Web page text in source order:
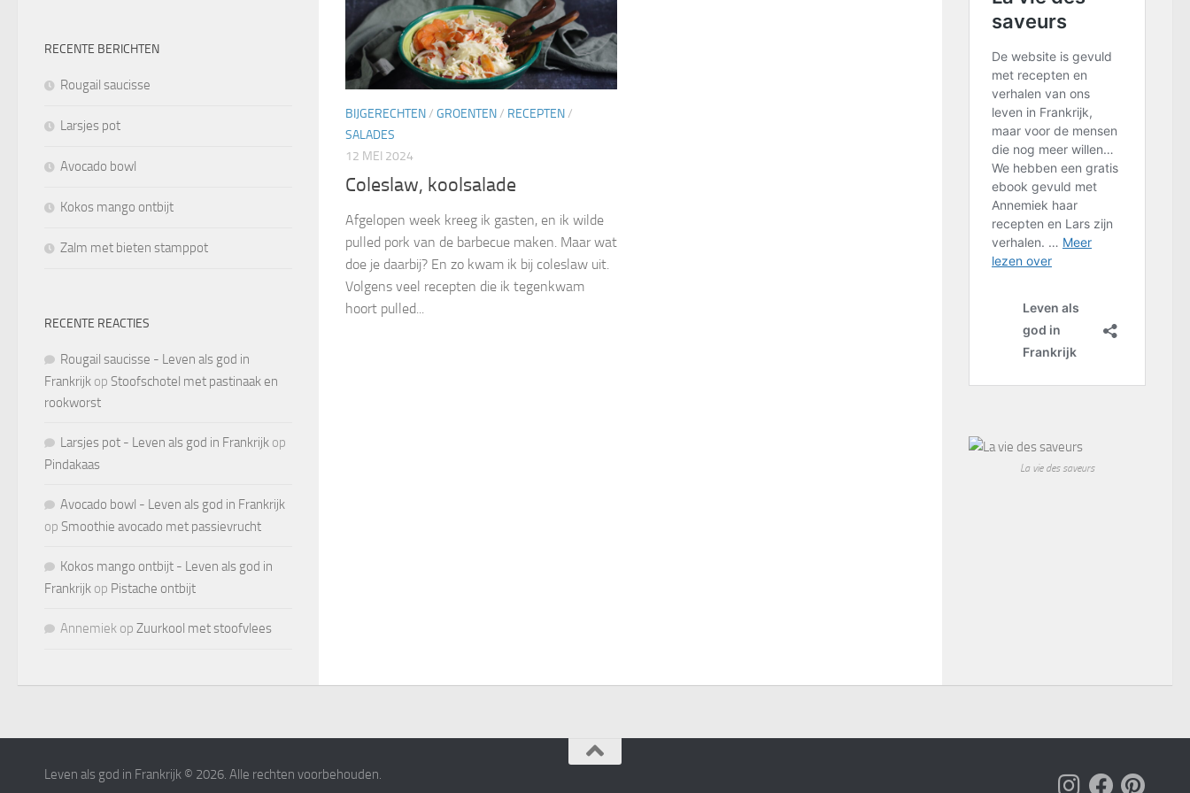
BIJGERECHTEN/ GROENTEN/ RECEPTEN/
SALADES
12 MEI 2024
Coleslaw, koolsalade
Afgelopen week kreeg ik gasten, en ik wilde
pulled pork van de barbecue maken. Maar wat
doe je daarbij? En zo kwam ik bij coleslaw uit.
Volgens veel recepten die ik tegenkwam
hoort pulled...
RECENTE BERICHTEN
Rougail saucisse
Larsjes pot
Avocado bowl
Kokos mango ontbijt
Zalm met bieten stamppot
RECENTE REACTIES
Rougail saucisse - Leven als god in
Frankrijk op Stoofschotel met pastinaak en
rookworst
Larsjes pot - Leven als god in Frankrijk op
Pindakaas
Avocado bowl - Leven als god in Frankrijk
op Smoothie avocado met passievrucht
Kokos mango ontbijt - Leven als god in
Frankrijk op Pistache ontbijt
Annemiek op Zuurkool met stoofvlees
La vie des saveurs
Leven als god in Frankrijk © 2026. Alle rechten voorbehouden.